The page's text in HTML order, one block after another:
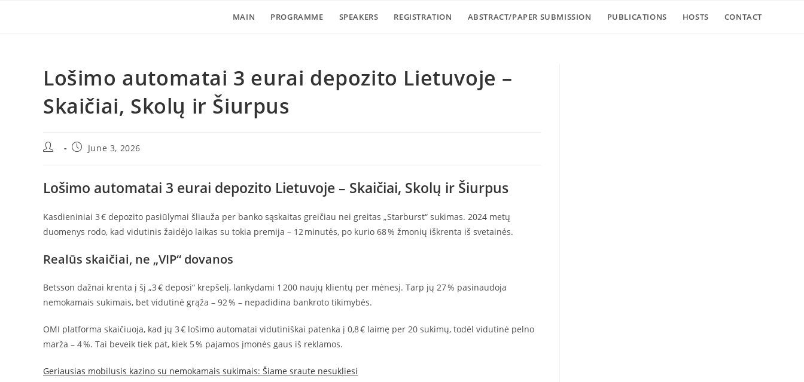
MAIN PROGRAMME SPEAKERS REGISTRATION ABSTRACT/PAPER SUBMISSION PUBLICATIONS HOSTS CONTACT
Lošimo automatai 3 eurai depozito Lietuvoje –
Skaičiai, Skolų ir Šiurpus
Post
PostJune 3, 2026
Lošimo automatai 3 eurai depozito Lietuvoje – Skaičiai, Skolų ir Šiurpus
Kasdieniniai 3 € depozito pasiūlymai šliauža per banko sąskaitas greičiau nei greitas „Starburst“ sukimas. 2024 metų
duomenys rodo, kad vidutinis žaidėjo laikas su tokia premija – 12 minutės, po kurio 68 % žmonių iškrenta iš svetainės.
Realūs skaičiai, ne „VIP“ dovanos
Betsson dažnai krenta į šį „3 € deposi“ krepšelį, lankydami 1 200 naujų klientų per mėnesį. Tarp jų 27 % pasinaudoja
nemokamais sukimais, bet vidutinė grąža – 92 % – nepadidina bankroto tikimybės.
OMI platforma skaičiuoja, kad jų 3 € lošimo automatai vidutiniškai patenka į 0,8 € laimę per 20 sukimų, todėl vidutinė pelno
marža – 4 %. Tai beveik tiek pat, kiek 5 % pajamos įmonės gaus iš reklamos.
Geriausias mobilusis kazino su nemokamais sukimais: Šiame sraute nesukliesi